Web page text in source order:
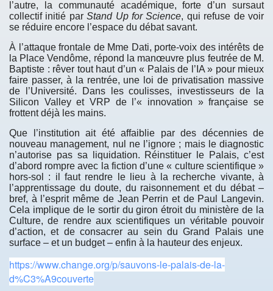
l’autre, la communauté académique, forte d’un sursaut
collectif initié parStand Up for Science, qui refuse de voir
se réduire encore l’espace du débat savant.
À l’attaque frontale de Mme Dati, porte-voix des intérêts de
la Place Vendôme, répond la manœuvre plus feutrée de M.
Baptiste : rêver tout haut d’un « Palais de l’IA » pour mieux
faire passer, à la rentrée, une loi de privatisation massive
de l’Université. Dans les coulisses, investisseurs de la
Silicon Valley et VRP de l’« innovation » française se
frottent déjà les mains.
Que l’institution ait été affaiblie par des décennies de
nouveau management, nul ne l’ignore ; mais le diagnostic
n’autorise pas sa liquidation. Réinstituer le Palais, c’est
d’abord rompre avec la fiction d’une « culture scientifique »
hors-sol : il faut rendre le lieu à la recherche vivante, à
l’apprentissage du doute, du raisonnement et du débat –
bref, à l’esprit même de Jean Perrin et de Paul Langevin.
Cela implique de le sortir du giron étroit du ministère de la
Culture, de rendre aux scientifiques un véritable pouvoir
d’action, et de consacrer au sein du Grand Palais une
surface – et un budget – enfin à la hauteur des enjeux.
https://www.change.org/p/sauvons-le-palais-de-la-
d%C3%A9couverte